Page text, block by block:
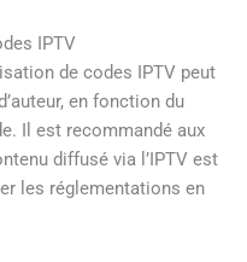
IPTV
de codes IPTV peut
en fonction du
Il est recommandé aux
diffusé via l’IPTV est
les réglementations en